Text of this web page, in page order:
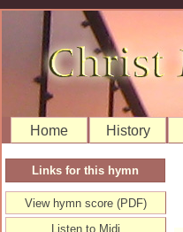
Home History
Links for this hymn
View hymn score (PDF)
Listen to Midi